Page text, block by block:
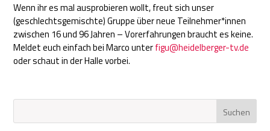
Wenn ihr es mal ausprobieren wollt, freut sich unser
(geschlechtsgemischte) Gruppe über neue Teilnehmer*innen
zwischen 16 und 96 Jahren – Vorerfahrungen braucht es keine.
Meldet euch einfach bei Marco unterfigu@heidelberger-tv.de
oder schaut in der Halle vorbei.